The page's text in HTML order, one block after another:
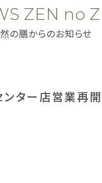
ZEN no
然の膳からのお知らせ
ター店営業再